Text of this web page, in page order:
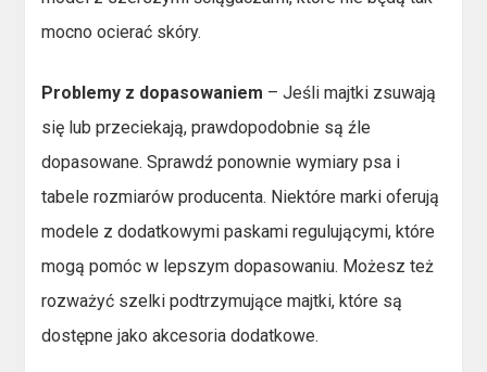
mocno ocierać skóry.
Problemy z dopasowaniem – Jeśli majtki zsuwają
się lub przeciekają, prawdopodobnie są źle
dopasowane. Sprawdź ponownie wymiary psa i
tabele rozmiarów producenta. Niektóre marki oferują
modele z dodatkowymi paskami regulującymi, które
mogą pomóc w lepszym dopasowaniu. Możesz też
rozważyć szelki podtrzymujące majtki, które są
dostępne jako akcesoria dodatkowe.